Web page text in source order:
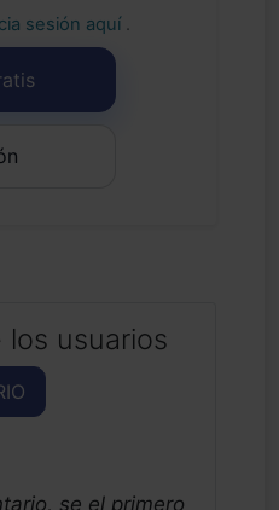
sesión aquí .
usuarios
se el primero